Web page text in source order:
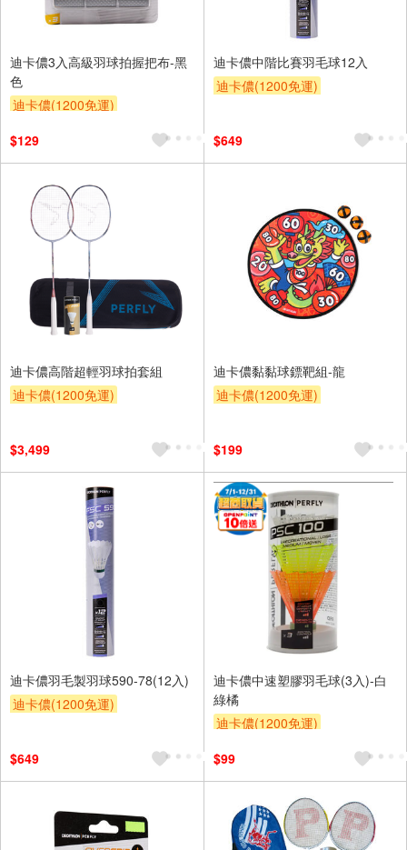
迪卡儂3入高級羽球拍握把布-黑
色
迪卡儂(1200免運)
$129
迪卡儂中階比賽羽毛球12入
迪卡儂(1200免運)
$649
迪卡儂高階超輕羽球拍套組
迪卡儂(1200免運)
$3,499
迪卡儂黏黏球鏢靶組-龍
迪卡儂(1200免運)
$199
迪卡儂羽毛製羽球590-78(12入)
迪卡儂(1200免運)
$649
迪卡儂中速塑膠羽毛球(3入)-白
綠橘
迪卡儂(1200免運)
$99